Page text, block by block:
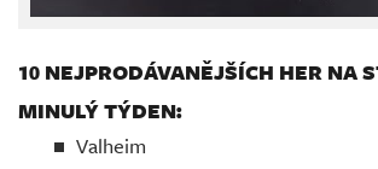
10 NEJPRODÁVANĚJŠÍCH HER NA
MINULÝ TÝDEN:
Valheim